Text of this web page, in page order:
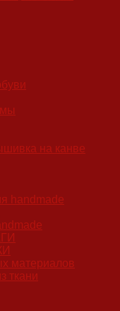
на канве
handmade
материалов
ткани